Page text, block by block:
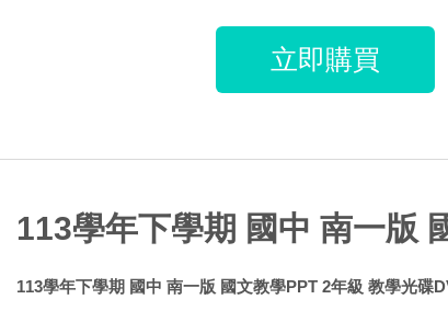
立即購買
113學年下學期 國中 南一版
113學年下學期 國中 南一版 國文教學PPT 2年級 教學光碟